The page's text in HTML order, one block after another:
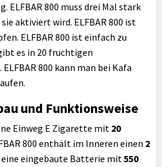
ELFBAR 800 muss drei Mal stark
aktiviert wird. ELFBAR 800 ist
ELFBAR 800 ist einfach zu
es in 20 fruchtigen
800 kann man bei Kafa
und Funktionsweise
Einweg E Zigarette mit 20
800 enthält im Inneren einen 2
eine eingebaute Batterie mit550